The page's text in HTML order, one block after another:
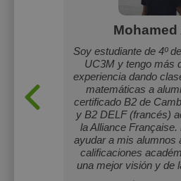
Mohamed
Soy estudiante de 4º
UC3M y tengo más
experiencia dando
matemáticas a
certificado B2 de
y B2 DELF (francés)
la Alliance
ayudar a mis alumnos
calificaciones
una mejor visión y de